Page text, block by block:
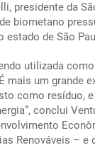
presidente da
biometano
estado de São
utilizada
mais um grande
como resíduo,
conclui
Renováveis –